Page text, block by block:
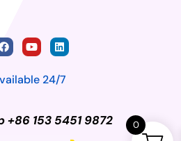
24/7
+86 153 5451 9872 0